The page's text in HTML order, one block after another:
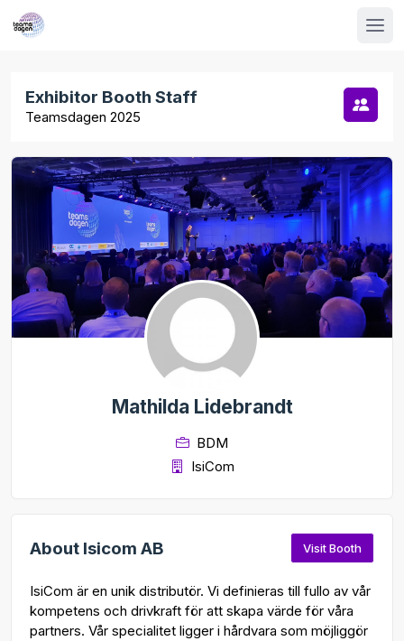
Exhibitor Booth Staff
Teamsdagen 2025
Mathilda Lidebrandt
BDM
IsiCom
About Isicom AB Visit Booth
IsiCom är en unik distributör. Vi definieras till fullo av vår
kompetens och drivkraft för att skapa värde för våra
partners. Vår specialitet ligger i hårdvara som möjliggör